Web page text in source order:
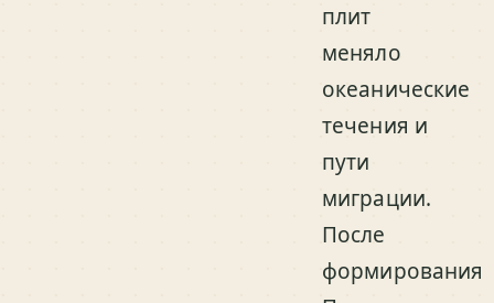
плит
меняло
океанические
течения и
пути
миграции.
После
формирования